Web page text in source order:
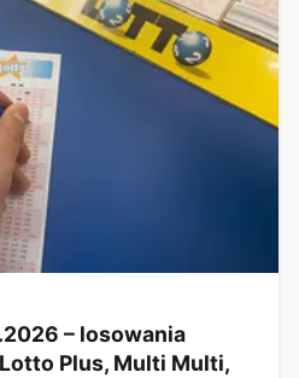
– losowania
Plus, Multi Multi,